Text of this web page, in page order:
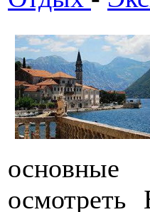
основные
осмотреть